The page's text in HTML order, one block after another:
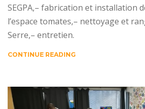
SEGPA,– fabrication et installation
l’espace tomates,– nettoyage et
Serre,– entretien.
CONTINUE READING